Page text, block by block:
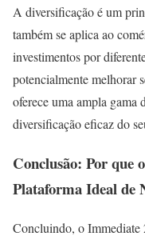
A diversificação é um
também se aplica ao
investimentos por
potencialmente melhorar
oferece uma ampla gama
diversificação eficaz do
Conclusão: Por que
Plataforma Ideal de
Concluindo, o Immediate